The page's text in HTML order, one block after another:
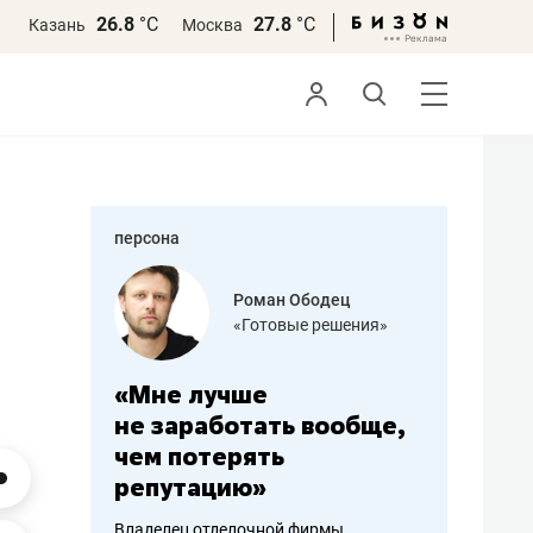
Казань 26.8 °С Москва 27.8 °С
персона
Дарья Семенова
«Бросско»
«Мама говорила: работа
помогает отвлечься
от болезни, чувствовать
себя живой»